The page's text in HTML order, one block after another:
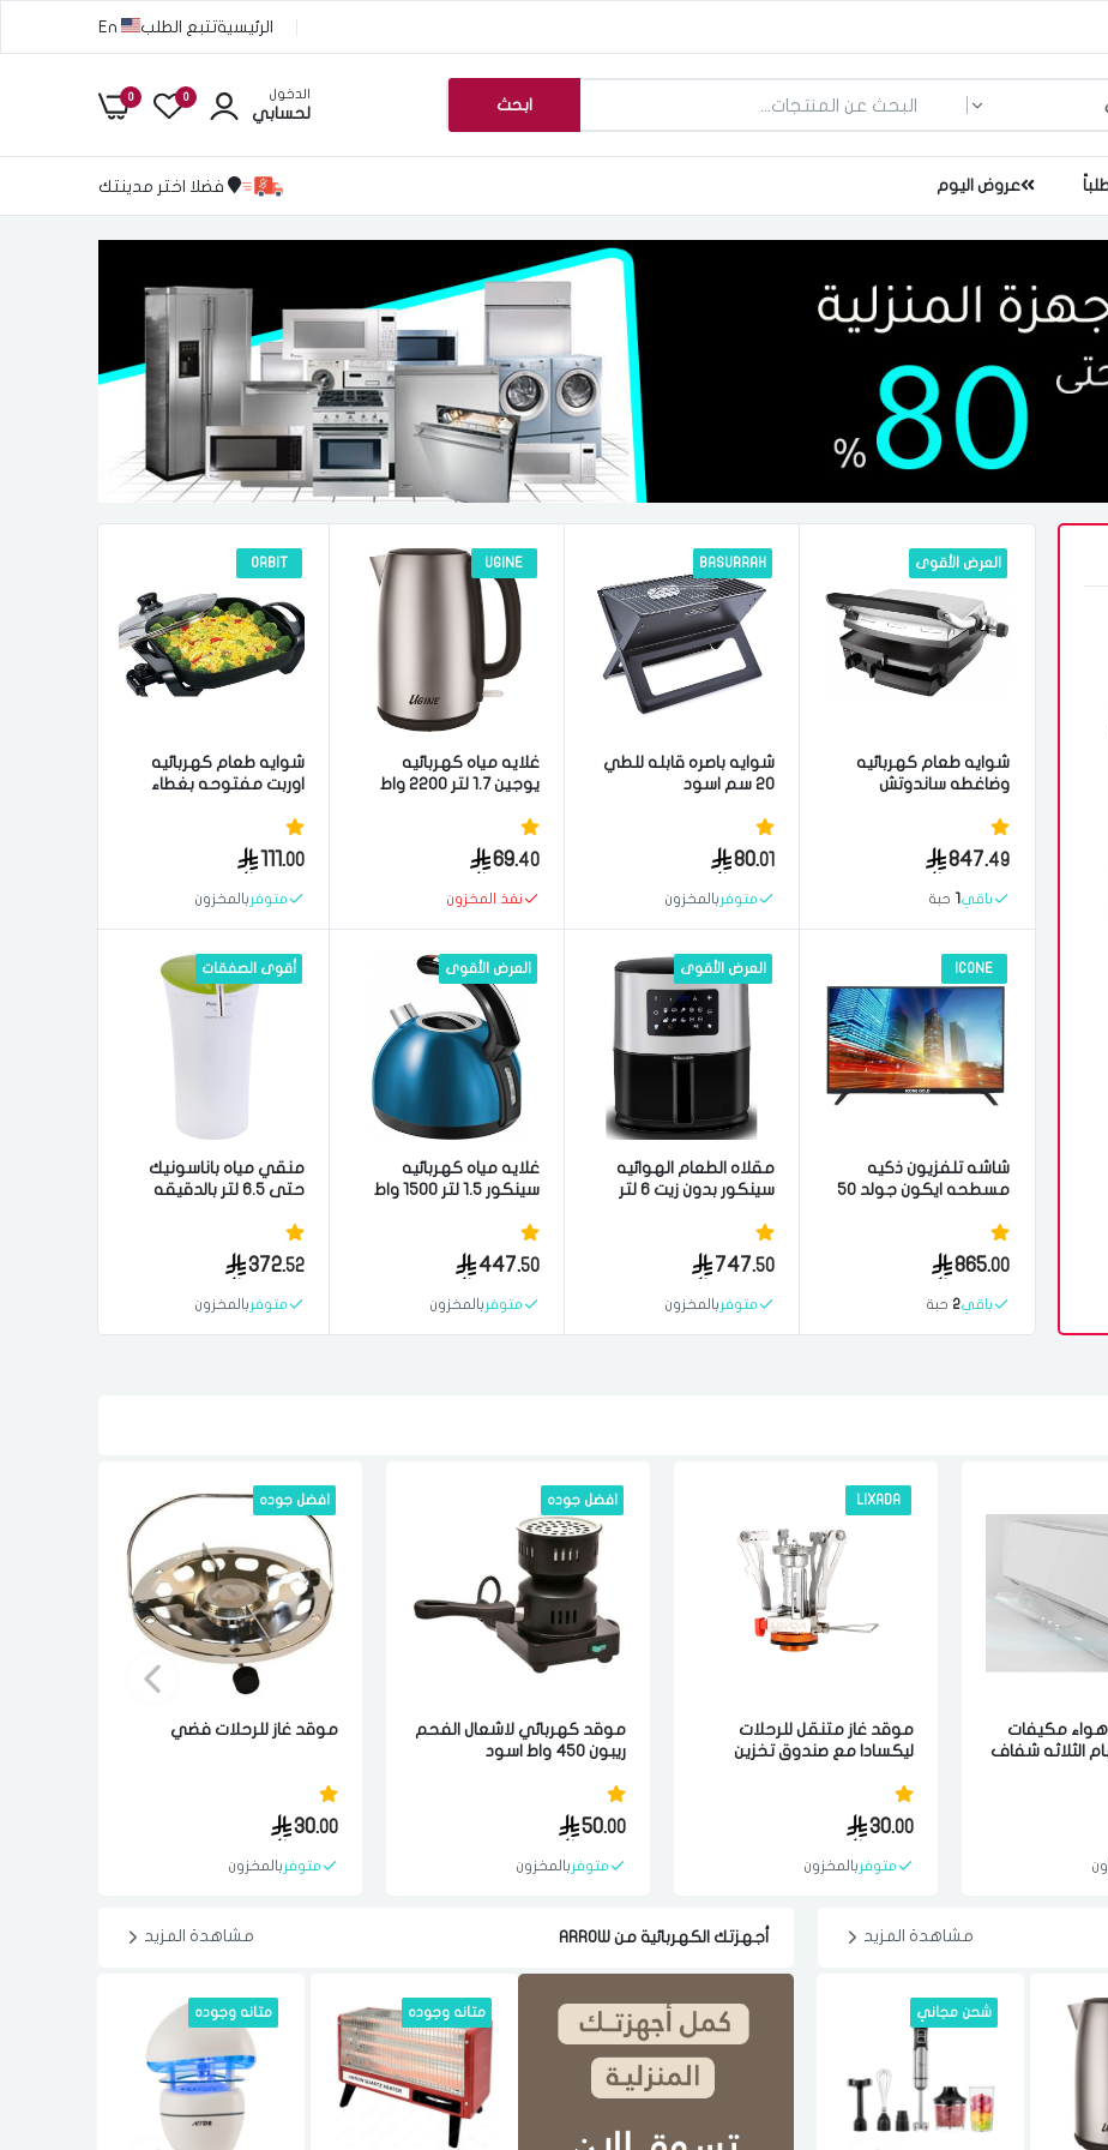
الرئيسيةتتبع الطلب En
ابحث
الدخول
لحسابي
0
0
عروض اليوم فضلا اختر مدينتك
العرض الأقوى
شوايه طعام كهربائيه
وضاغطه ساندوتش
الوظائف 2000 واط ستيل
847.49
باقي 1 حبة
ICONE
شاشه تلفزيون ذكيه
مسطحه ايكون جولد 50
اسود
865.00
باقي2 حبة
BASURRAH
شوايه باصره قابله للطي
20 سم اسود
80.01
متوفر بالمخزون
العرض الأقوى
مقلاه الطعام الهوائيه
سينكور بدون زيت 6 لتر
اسود
747.50
متوفر بالمخزون
UGINE
غلايه مياه كهربائيه
يوجين 1.7 لتر 2200 واط
69.40
نفذ المخزون
العرض الأقوى
غلايه مياه كهربائيه
سينكور 1.5 لتر 1500 واط
447.50
متوفر بالمخزون
ORBIT
شوايه طعام كهربائيه
اوربت مفتوحه بغطاء
111.00
متوفر بالمخزون
أقوى الصفقات
منقي مياه باناسونيك
حتى 6.5 لتر بالدقيقه
372.52
متوفر بالمخزون
مكيفات
الثلاثه شفاف
LIXADA
موقد غاز متنقل للرحلات
ليكسادا مع صندوق تخزين
30.00
متوفر بالمخزون
افضل جوده
موقد كهربائي لاشعال الفحم
ريبون 450 واط اسود
50.00
متوفر بالمخزون
افضل جوده
موقد غاز للرحلات فضي
30.00
متوفر بالمخزون
مشاهدة المزيد
شحن مجاني شحن مجاني افضل جوده الضمان الاقوى
أجهزتك الكهربائية من ARROW مشاهدة المزيد
متانه وجوده متانه وجوده
تسجيل
اختر المدينة
اختر المدينة
ما الذي تبحث عنه؟